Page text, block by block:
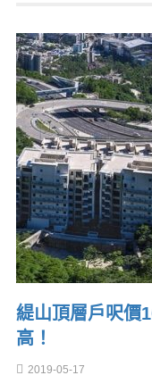
緹山頂層戶呎
高！
2019-05-17